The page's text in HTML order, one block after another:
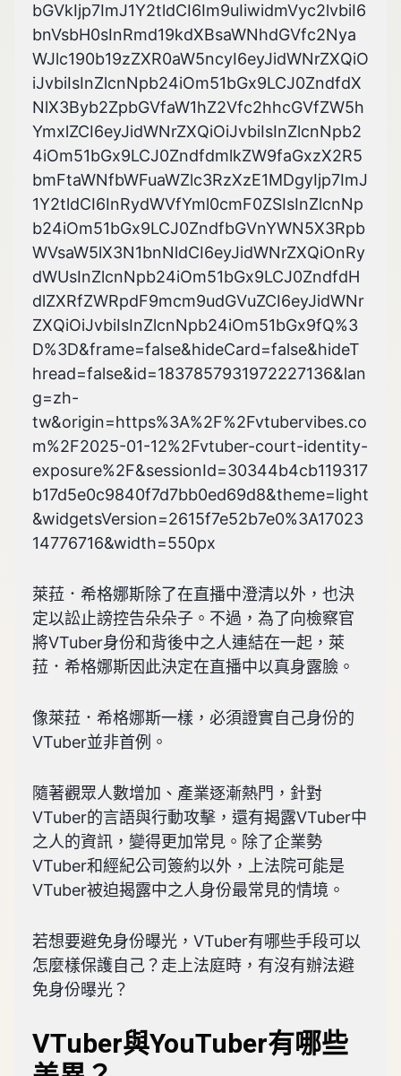
bGVkIjp7ImJ1Y2tldCI6Im9uIiwidmVyc2lvbiI6
bnVsbH0sInRmd19kdXBsaWNhdGVfc2Nya
WJlc190b19zZXR0aW5ncyI6eyJidWNrZXQiO
iJvbiIsInZlcnNpb24iOm51bGx9LCJ0ZndfdX
NlX3Byb2ZpbGVfaW1hZ2Vfc2hhcGVfZW5h
YmxlZCI6eyJidWNrZXQiOiJvbiIsInZlcnNpb2
4iOm51bGx9LCJ0ZndfdmlkZW9faGxzX2R5
bmFtaWNfbWFuaWZlc3RzXzE1MDgyIjp7ImJ
1Y2tldCI6InRydWVfYml0cmF0ZSIsInZlcnNp
b24iOm51bGx9LCJ0ZndfbGVnYWN5X3Rpb
WVsaW5lX3N1bnNldCI6eyJidWNrZXQiOnRy
dWUsInZlcnNpb24iOm51bGx9LCJ0ZndfdH
dlZXRfZWRpdF9mcm9udGVuZCI6eyJidWNr
ZXQiOiJvbiIsInZlcnNpb24iOm51bGx9fQ%3
D%3D&frame=false&hideCard=false&hideT
hread=false&id=1837857931972227136&lan
g=zh-
tw&origin=https%3A%2F%2Fvtubervibes.co
m%2F2025-01-12%2Fvtuber-court-identity-
exposure%2F&sessionId=30344b4cb119317
b17d5e0c9840f7d7bb0ed69d8&theme=light
&widgetsVersion=2615f7e52b7e0%3A17023
14776716&width=550px
萊菈．希格娜斯除了在直播中澄清以外，也決
定以訟止謗控告朵朵子。不過，為了向檢察官
將VTuber身份和背後中之人連結在一起，萊
菈．希格娜斯因此決定在直播中以真身露臉。
像萊菈．希格娜斯一樣，必須證實自己身份的
VTuber並非首例。
隨著觀眾人數增加、產業逐漸熱門，針對
VTuber的言語與行動攻擊，還有揭露VTuber中
之人的資訊，變得更加常見。除了企業勢
VTuber和經紀公司簽約以外，上法院可能是
VTuber被迫揭露中之人身份最常見的情境。
若想要避免身份曝光，VTuber有哪些手段可以
怎麼樣保護自己？走上法庭時，有沒有辦法避
免身份曝光？
VTuber與YouTuber有哪些